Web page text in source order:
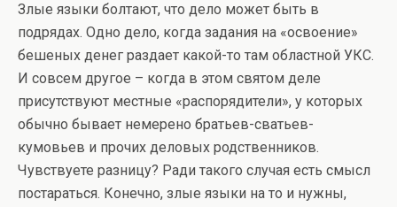
Злые языки болтают, что дело может быть в
подрядах. Одно дело, когда задания на «освоение»
бешеных денег раздает какой-то там областной УКС.
И совсем другое – когда в этом святом деле
присутствуют местные «распорядители», у которых
обычно бывает немерено братьев-сватьев-
кумовьев и прочих деловых родственников.
Чувствуете разницу? Ради такого случая есть смысл
постараться. Конечно, злые языки на то и нужны,